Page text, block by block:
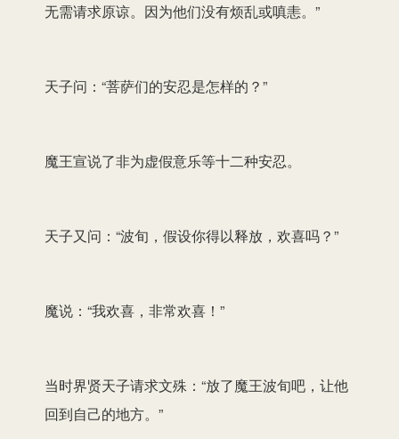
无需请求原谅。因为他们没有烦乱或嗔恚。”
天子问：“菩萨们的安忍是怎样的？”
魔王宣说了非为虚假意乐等十二种安忍。
天子又问：“波旬，假设你得以释放，欢喜吗？”
魔说：“我欢喜，非常欢喜！”
当时界贤天子请求文殊：“放了魔王波旬吧，让他
回到自己的地方。”